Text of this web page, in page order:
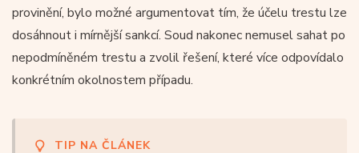
provinění, bylo možné argumentovat tím, že účelu trestu lze
dosáhnout i mírnější sankcí. Soud nakonec nemusel sahat po
nepodmíněném trestu a zvolil řešení, které více odpovídalo
konkrétním okolnostem případu.
TIP NA ČLÁNEK